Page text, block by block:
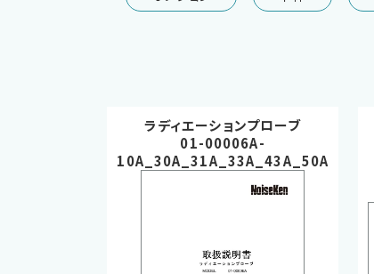
ラディエーションプローブ
01-00006A-
10A_30A_31A_33A_43A_50A